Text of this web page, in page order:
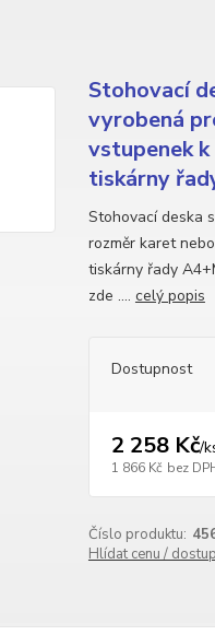
Stohovací
vyrobená
vstupenek
tiskárny
Stohovací deska
rozměr karet
tiskárny řady
zde .... celý popis
Dostupnost
2 258 Kč/
1 866 Kč bez
Číslo produktu:
Hlídat cenu /